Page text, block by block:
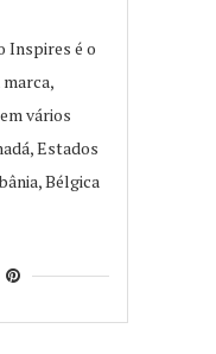
Inspires é o
vários
Estados
Bélgica